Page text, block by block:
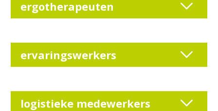
ergotherapeuten
ervaringswerkers
logistieke medewerkers